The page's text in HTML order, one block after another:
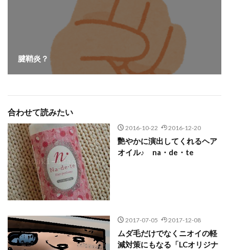
腱鞘炎？
合わせて読みたい
2016-10-22 2016-12-20
艷やかに演出してくれるヘア
オイル♪ na・de・te
2017-07-05 2017-12-08
ムダ毛だけでなくニオイの軽
減対策にもなる「LCオリジナ